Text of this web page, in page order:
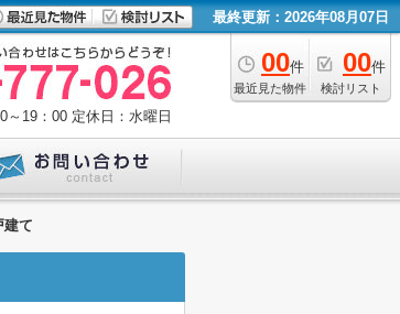
最終更新：2026年08月07日
00件
最近見た物件
00件
検討リスト
～19：00 定休日：水曜日
建て